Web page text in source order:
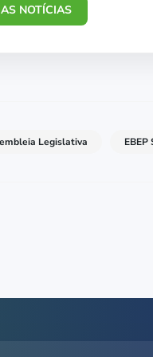
NOTÍCIAS
Legislativa EBEP